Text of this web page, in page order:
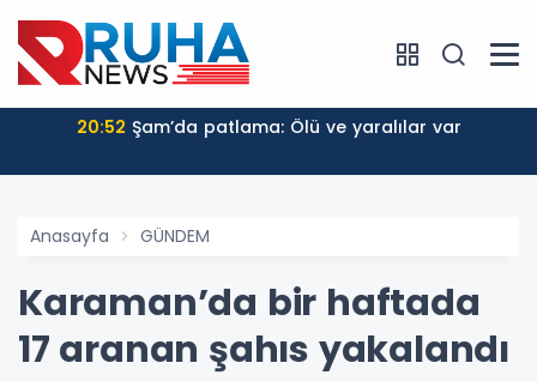
20:52 Şam’da patlama: Ölü ve yaralılar var
Anasayfa GÜNDEM
Karaman’da bir haftada
17 aranan şahıs yakalandı